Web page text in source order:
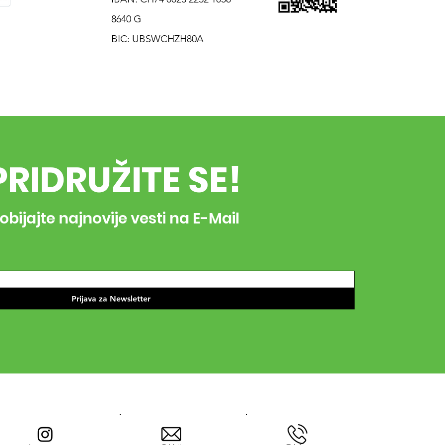
8640 G
BIC: UBSWCHZH80A
SE!
najnovije vesti na E-Mail
Prijava za Newsletter